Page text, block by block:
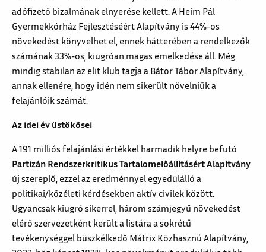
adófizető bizalmának elnyerése kellett. A Heim Pál
Gyermekkórház Fejlesztéséért Alapítvány is 44%-os
növekedést könyvelhet el, ennek hátterében a rendelkezők
számának 33%-os, kiugróan magas emelkedése áll. Még
mindig stabilan az elit klub tagja a Bátor Tábor Alapítvány,
annak ellenére, hogy idén nem sikerült növelniük a
felajánlóik számát.
Az idei év üstökösei
A 191 milliós felajánlási értékkel harmadik helyre befutó
Partizán Rendszerkritikus Tartalomelőállításért Alapítvány
új szereplő, ezzel az eredménnyel egyedülálló a
politikai/közéleti kérdésekben aktív civilek között.
Ugyancsak kiugró sikerrel, három számjegyű növekedést
elérő szervezetként került a listára a sokrétű
tevékenységgel büszkélkedő Mátrix Közhasznú Alapítvány,